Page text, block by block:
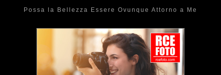
Possa la Bellezza Essere Ovunque Attorno a Me